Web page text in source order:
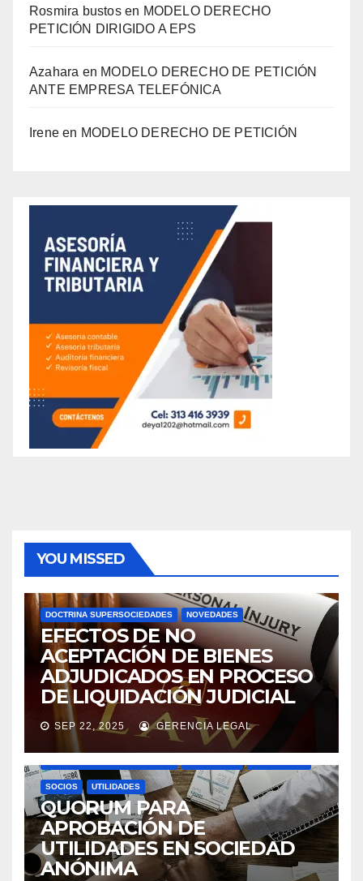
Rosmira bustosen MODELO DERECHO
PETICIÓN DIRIGIDO A EPS
Azahara en MODELO DERECHO DE PETICIÓN
ANTE EMPRESA TELEFÓNICA
Irene en MODELO DERECHO DE PETICIÓN
YOU MISSED
DOCTRINA SUPERSOCIEDADES NOVEDADES
EFECTOS DE NO
ACEPTACIÓN DE BIENES
ADJUDICADOS EN PROCESO
DE LIQUIDACIÓN JUDICIAL
SEP 22, 2025 GERENCIA LEGAL
ASAMBLEAS ACCIONISTAS DIVIDENDOS
SOCIOS UTILIDADES
QUORUM PARA
APROBACIÓN DE
UTILIDADES EN SOCIEDAD
ANÓNIMA